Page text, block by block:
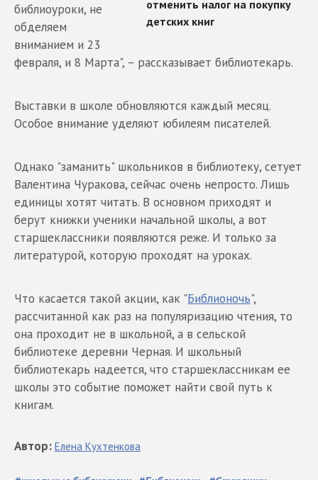
библиоуроки, не
обделяем
вниманием и 23
февраля, и 8 Марта", – рассказывает библиотекарь.
Выставки в школе обновляются каждый месяц.
Особое внимание уделяют юбилеям писателей.
Однако "заманить" школьников в библиотеку, сетует
Валентина Чуракова, сейчас очень непросто. Лишь
единицы хотят читать. В основном приходят и
берут книжки ученики начальной школы, а вот
старшеклассники появляются реже. И только за
литературой, которую проходят на уроках.
Что касается такой акции, как "Библионочь",
рассчитанной как раз на популяризацию чтения, то
она проходит не в школьной, а в сельской
библиотеке деревни Черная. И школьный
библиотекарь надеется, что старшеклассникам ее
школы это событие поможет найти свой путь к
книгам.
Автор: Елена Кухтенкова